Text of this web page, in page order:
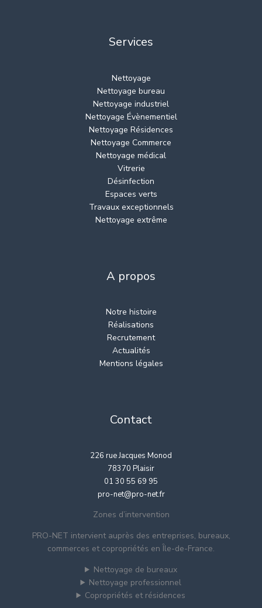
Services
Nettoyage
Nettoyage bureau
Nettoyage industriel
Nettoyage Évènementiel
Nettoyage Résidences
Nettoyage Commerce
Nettoyage médical
Vitrerie
Désinfection
Espaces verts
Travaux exceptionnels
Nettoyage extrême
A propos
Notre histoire
Réalisations
Recrutement
Actualités
Mentions légales
Contact
226 rue Jacques Monod
78370 Plaisir
01 30 55 69 95
pro-net@pro-net.fr
Zones d’intervention
PRO-NET intervient auprès des entreprises, bureaux,
commerces et copropriétés en Île-de-France.
Nettoyage de bureaux
Nettoyage professionnel
Copropriétés et résidences